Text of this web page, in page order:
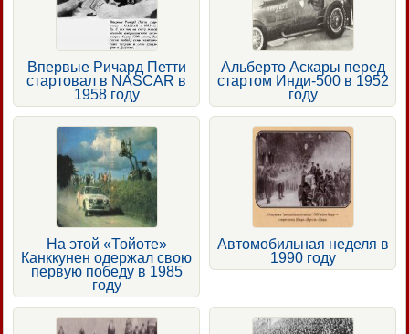
Впервые Ричард Петти
стартовал в NASCAR в
1958 году
Альберто Аскары перед
стартом Инди-500 в 1952
году
На этой «Тойоте»
Канккунен одержал свою
первую победу в 1985
году
Автомобильная неделя в
1990 году